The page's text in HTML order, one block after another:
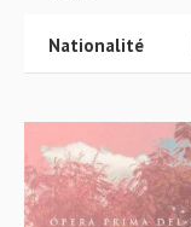
Nationalité